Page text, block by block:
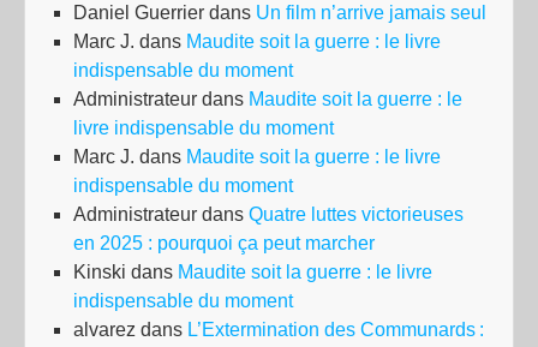
Daniel Guerrier dans Un film n’arrive jamais seul
Marc J. dans Maudite soit la guerre : le livre
indispensable du moment
Administrateur dans Maudite soit la guerre : le
livre indispensable du moment
Marc J. dans Maudite soit la guerre : le livre
indispensable du moment
Administrateur dans Quatre luttes victorieuses
en 2025 : pourquoi ça peut marcher
Kinski dans Maudite soit la guerre : le livre
indispensable du moment
alvarez dans L’Extermination des Communards :